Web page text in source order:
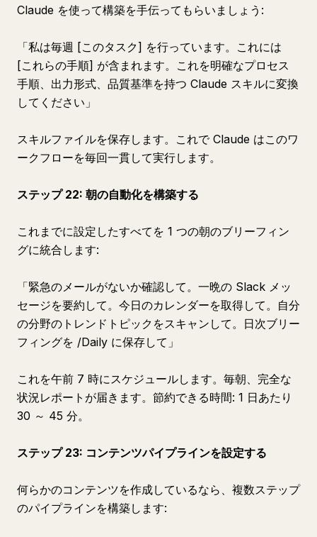
Claude を使って構築を手伝ってもらいましょう:
「私は毎週 [このタスク] を行っています。これには
[これらの手順] が含まれます。これを明確なプロセス
手順、出力形式、品質基準を持つ Claude スキルに変換
してください」
スキルファイルを保存します。これで Claude はこのワ
ークフローを毎回一貫して実行します。
ステップ 22: 朝の自動化を構築する
これまでに設定したすべてを 1 つの朝のブリーフィン
グに統合します:
「緊急のメールがないか確認して。一晩の Slack メッ
セージを要約して。今日のカレンダーを取得して。自分
の分野のトレンドトピックをスキャンして。日次ブリー
フィングを /Daily に保存して」
これを午前 7 時にスケジュールします。毎朝、完全な
状況レポートが届きます。節約できる時間: 1 日あたり
30 ～ 45 分。
ステップ 23: コンテンツパイプラインを設定する
何らかのコンテンツを作成しているなら、複数ステップ
のパイプラインを構築します: